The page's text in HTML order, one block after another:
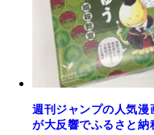
週刊ジャンプの人気漫
が大反響でふるさと納